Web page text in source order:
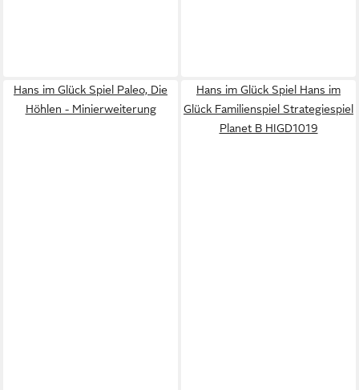
Hans im Glück Spiel Paleo, Die
Höhlen - Minierweiterung
Hans im Glück Spiel Hans im
Glück Familienspiel Strategiespiel
Planet B HIGD1019